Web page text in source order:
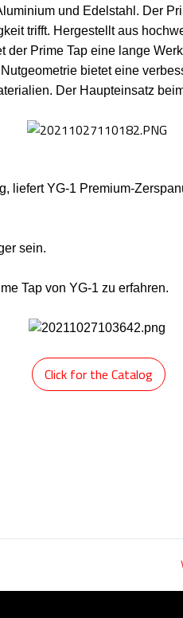
und Edelstahl. Der
trifft. Hergestellt aus
der Prime Tap eine lange
bietet eine
Der Haupteinsatz
liefert YG-1 Premium-
sein.
Tap von YG-1 zu erfahren.
Click for the Catalog